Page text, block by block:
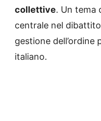
collettive. Un tema
centrale nel
gestione dell’ordine
italiano.